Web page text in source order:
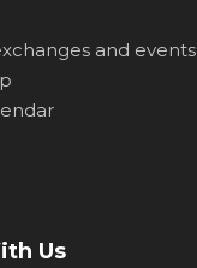
and events
Us